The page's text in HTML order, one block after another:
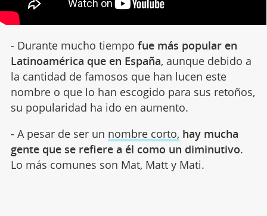
- Durante mucho tiempo fue más popular en
Latinoamérica que en España, aunque debido a
la cantidad de famosos que han lucen este
nombre o que lo han escogido para sus retoños,
su popularidad ha ido en aumento.
- A pesar de ser un nombre corto, hay mucha
gente que se refiere a él como un diminutivo.
Lo más comunes son Mat, Matt y Mati.